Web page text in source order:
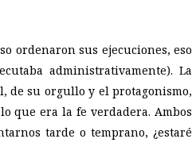
ordenaron sus ejecuciones, eso
administrativamente). La
de su orgullo y el protagonismo,
lo que era la fe verdadera. Ambos
tarde o temprano, ¿estaré